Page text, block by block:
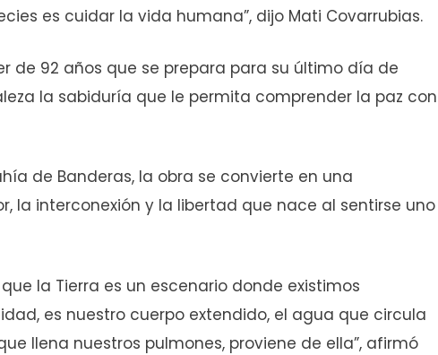
es cuidar la vida humana”, dijo Mati Covarrubias.
de 92 años que se prepara para su último día de
la sabiduría que le permita comprender la paz con
de Banderas, la obra se convierte en una
la interconexión y la libertad que nace al sentirse uno
la Tierra es un escenario donde existimos
es nuestro cuerpo extendido, el agua que circula
llena nuestros pulmones, proviene de ella”, afirmó